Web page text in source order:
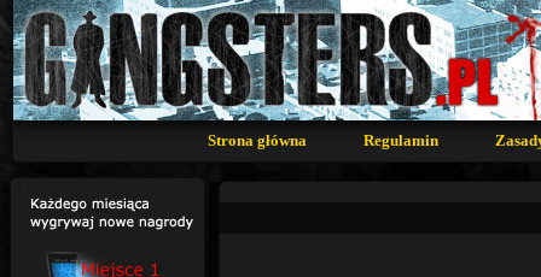
Strona główna Regulamin